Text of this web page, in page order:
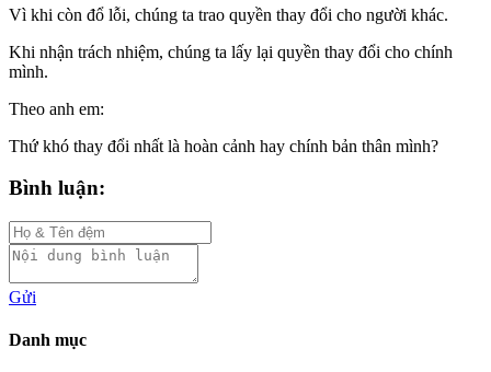
Vì khi còn đổ lỗi, chúng ta trao quyền thay đổi cho người khác.
Khi nhận trách nhiệm, chúng ta lấy lại quyền thay đổi cho chính
mình.
Theo anh em:
Thứ khó thay đổi nhất là hoàn cảnh hay chính bản thân mình?
Bình luận:
Gửi
Danh mục